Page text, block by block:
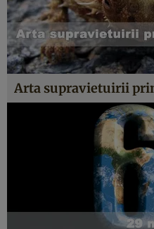
Arta supravietuirii